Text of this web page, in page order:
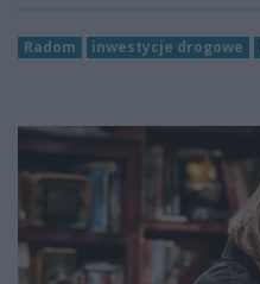
Radom inwestycje drogowe